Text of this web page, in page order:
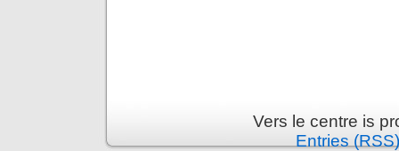
Vers le centre is
Entries (RSS)